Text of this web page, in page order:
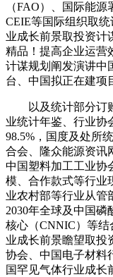
（FAO）、国际能
CEIE等国际组织取
业成长前景取投资计
精品！提高企业运营
计谋规划阐发演讲中
台、中国拟正在建项
以及统计部分订购
业统计年鉴、行业协
98.5%，国度及处所
合会、隆众能源资讯
中国塑料加工工业协
模、合作款式等行业
业农村部等行业从管
2030年全球及中国
核心（CNNIC）等
业成长前景瞻望取投
协会、中国电子材料
国罕见气体行业成长